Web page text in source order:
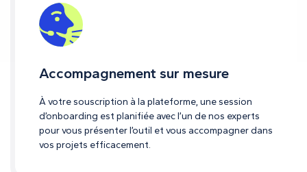
Accompagnement sur mesure
À votre souscription à la plateforme, une session
d’onboarding est planifiée avec l’un de nos experts
pour vous présenter l’outil et vous accompagner dans
vos projets efficacement.